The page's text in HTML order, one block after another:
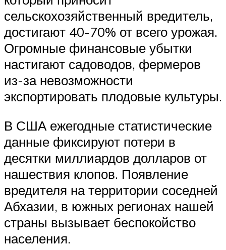
сельскохозяйственный вредитель,
достигают 40-70% от всего урожая.
Огромные финансовые убытки
настигают садоводов, фермеров
из-за невозможности
экспортировать плодовые культуры.
В США ежегодные статистические
данные фиксируют потери в
десятки миллиардов долларов от
нашествия клопов. Появление
вредителя на территории соседней
Абхазии, в южных регионах нашей
страны вызывает беспокойство
населения.